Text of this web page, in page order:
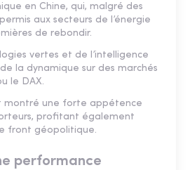
en Chine, qui, malgré des
aux secteurs de l’énergie
de rebondir.
vertes et de l’intelligence
la dynamique sur des marchés
le DAX.
montré une forte appétence
profitant également
front géopolitique.
performance